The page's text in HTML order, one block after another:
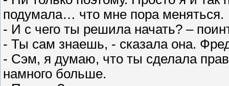
подумала… что мне пора меняться.
- И с чего ты решила начать? –
- Ты сам знаешь, - сказала она.
- Сэм, я думаю, что ты сделала
намного больше.